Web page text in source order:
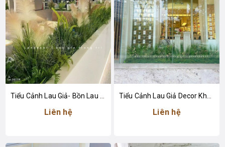
Liên hệ Liên hệ